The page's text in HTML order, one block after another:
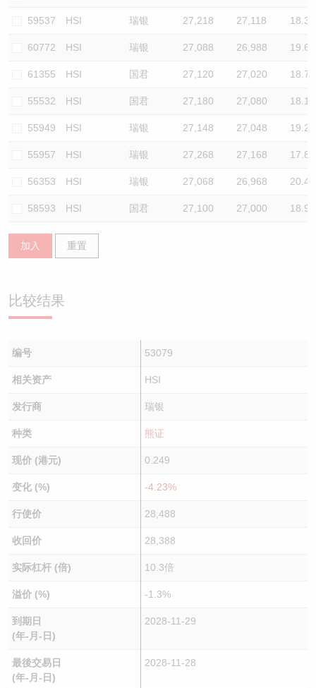
59537 HSI 瑞银 27,218 27,118 18.3
60772 HSI 瑞银 27,088 26,988 19.6
61355 HSI 国君 27,120 27,020 18.7
55532 HSI 国君 27,180 27,080 18.1
55949 HSI 瑞银 27,148 27,048 19.2
55957 HSI 瑞银 27,268 27,168 17.8
56353 HSI 瑞银 27,068 26,968 20.4
58593 HSI 国君 27,100 27,000 18.9
加入 重置
比较结果
编号 53079
相关资产 HSI
发行商 瑞银
种类 熊证
现价 (港元) 0.249
变化 (%) -4.23%
行使价 28,488
收回价 28,388
实际杠杆 (倍) 10.3倍
溢价 (%) -1.3%
到期日
(年-月-日)
2028-11-29
最後交易日
(年-月-日)
2028-11-28